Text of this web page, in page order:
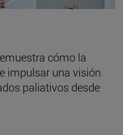
cómo la
impulsar una visión
paliativos desde